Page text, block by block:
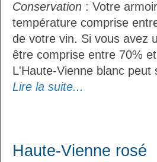
Conservation : Votre
température comprise
de votre vin. Si vous avez
être comprise entre 70%
L'Haute-Vienne blanc
Lire la suite...
Haute-Vienne rosé